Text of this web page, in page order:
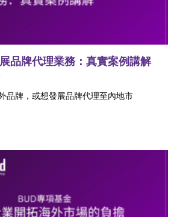
品牌代理業務：真實案例講解
品牌，或想發展品牌代理至內地市